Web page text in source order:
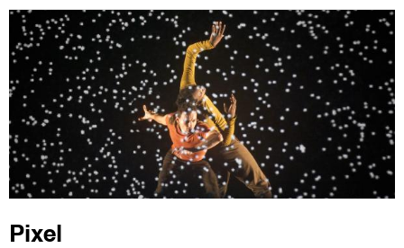
Pixel